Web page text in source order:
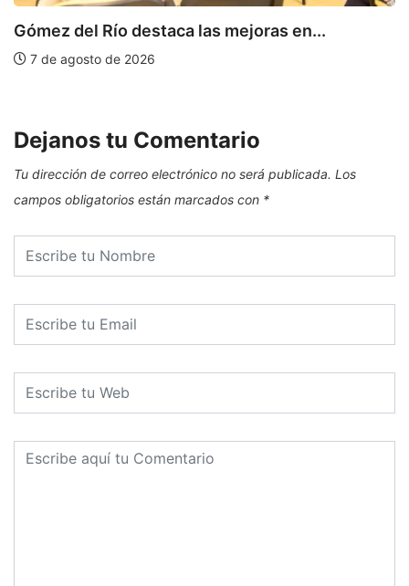
Gómez del Río destaca las mejoras en...
7 de agosto de 2026
Dejanos tu Comentario
Tu dirección de correo electrónico no será publicada. Los
campos obligatorios están marcados con *